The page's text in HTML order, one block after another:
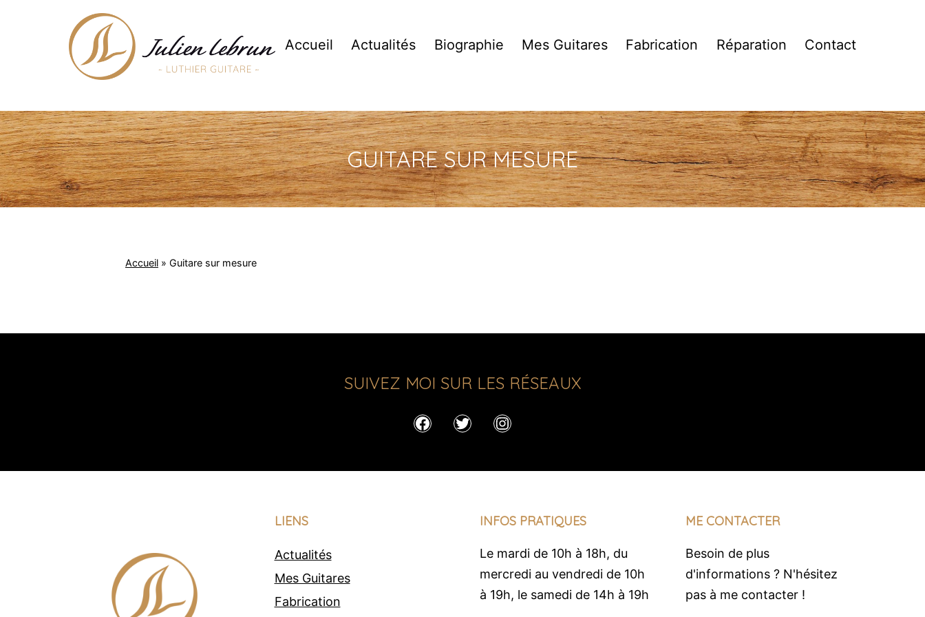
Lebrun
Accueil Actualités Biographie Mes Guitares Fabrication Réparation Contact
GUITARE SUR MESURE
Accueil » Guitare sur mesure
SUIVEZ MOI SUR LES RÉSEAUX
FacebookTwitterInstagram
LIENS
Actualités
Mes Guitares
Fabrication
INFOS PRATIQUES
Le mardi de 10h à 18h, du
mercredi au vendredi de 10h
à 19h, le samedi de 14h à 19h
ME CONTACTER
Besoin de plus
d'informations ? N'hésitez
pas à me contacter !